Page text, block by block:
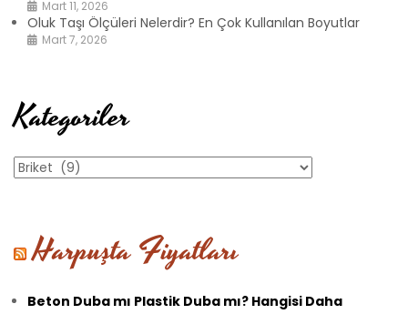
Mart 11, 2026
Oluk Taşı Ölçüleri Nelerdir? En Çok Kullanılan Boyutlar
Mart 7, 2026
Kategoriler
Kategoriler
Harpuşta Fiyatları
Beton Duba mı Plastik Duba mı? Hangisi Daha